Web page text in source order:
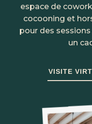
espace de
cocooning et
pour des
un
VISITE